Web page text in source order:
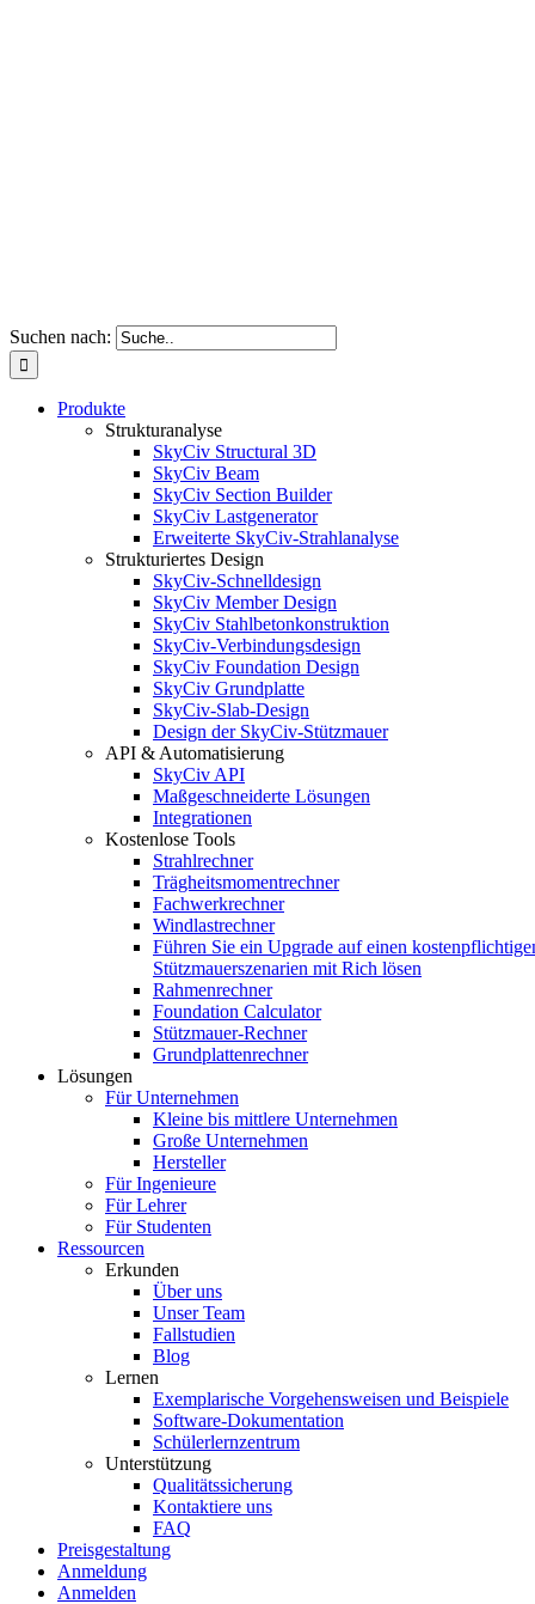
Suchen nach:
Produkte
Strukturanalyse
SkyCiv Structural 3D
SkyCiv Beam
SkyCiv Section Builder
SkyCiv Lastgenerator
Erweiterte SkyCiv-Strahlanalyse
Strukturiertes Design
SkyCiv-Schnelldesign
SkyCiv Member Design
SkyCiv Stahlbetonkonstruktion
SkyCiv-Verbindungsdesign
SkyCiv Foundation Design
SkyCiv Grundplatte
SkyCiv-Slab-Design
Design der SkyCiv-Stützmauer
API & Automatisierung
SkyCiv API
Maßgeschneiderte Lösungen
Integrationen
Kostenlose Tools
Strahlrechner
Trägheitsmomentrechner
Fachwerkrechner
Windlastrechner
Führen Sie ein Upgrade auf einen
Stützmauerszenarien mit Rich lösen
Rahmenrechner
Foundation Calculator
Stützmauer-Rechner
Grundplattenrechner
Lösungen
Für Unternehmen
Kleine bis mittlere Unternehmen
Große Unternehmen
Hersteller
Für Ingenieure
Für Lehrer
Für Studenten
Ressourcen
Erkunden
Über uns
Unser Team
Fallstudien
Blog
Lernen
Exemplarische Vorgehensweisen und Beispiele
Software-Dokumentation
Schülerlernzentrum
Unterstützung
Qualitätssicherung
Kontaktiere uns
FAQ
Preisgestaltung
Anmeldung
Anmelden